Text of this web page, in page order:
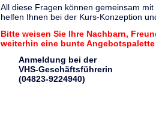
All diese Fragen können gemeinsam
helfen Ihnen bei der Kurs-Konzeption
Bitte weisen Sie Ihre Nachbarn,
weiterhin eine bunte
Anmeldung bei der
VHS-Geschäftsführerin
(04823-9224940)